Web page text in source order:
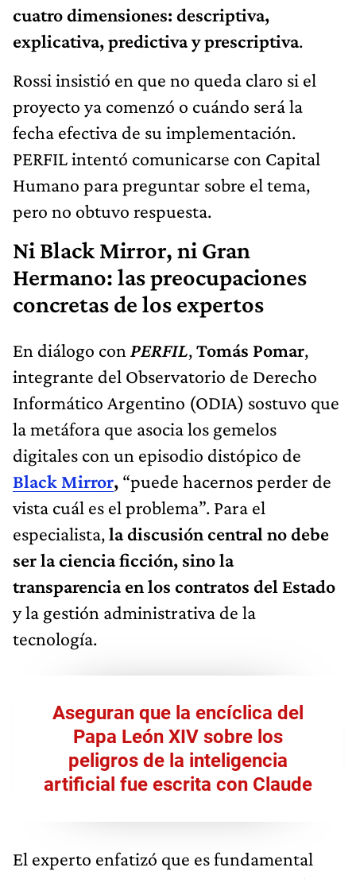
cuatro dimensiones: descriptiva,
explicativa, predictiva y prescriptiva.
Rossi insistió en que no queda claro si el
proyecto ya comenzó o cuándo será la
fecha efectiva de su implementación.
PERFIL intentó comunicarse con Capital
Humano para preguntar sobre el tema,
pero no obtuvo respuesta.
Ni Black Mirror, ni Gran
Hermano: las preocupaciones
concretas de los expertos
En diálogo con PERFIL,Tomás Pomar,
integrante del Observatorio de Derecho
Informático Argentino (ODIA) sostuvo que
la metáfora que asocia los gemelos
digitales con un episodio distópico de
Black Mirror, “puede hacernos perder de
vista cuál es el problema”. Para el
especialista,la discusión central no debe
ser la ciencia ficción, sino la
transparencia en los contratos del Estado
y la gestión administrativa de la
tecnología.
Aseguran que la encíclica del
Papa León XIV sobre los
peligros de la inteligencia
artificial fue escrita con Claude
El experto enfatizó que es fundamental